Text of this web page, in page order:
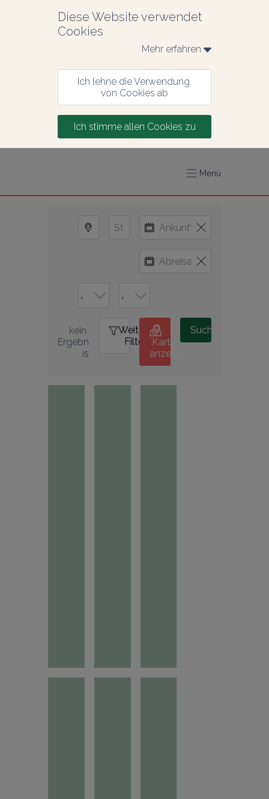
Diese Website verwendet
Cookies
Mehr erfahren
Ich lehne die Verwendung
von Cookies ab
Ich stimme allen Cookies zu
Menü
kein
Ergebn
is
Weitere
Filter
0
Karte
anzeigen
Suche